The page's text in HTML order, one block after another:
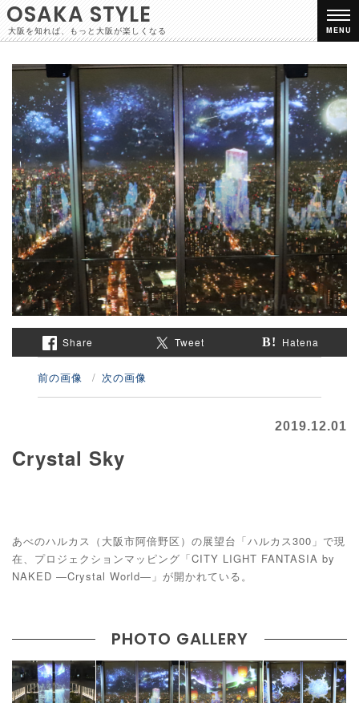
OSAKA STYLE
大阪を知れば、もっと大阪が楽しくなる MENU
Share Tweet Hatena
前の画像 次の画像
2019.12.01
Crystal Sky
あべのハルカス（大阪市阿倍野区）の展望台「ハルカス300」で現
在、プロジェクションマッピング「CITY LIGHT FANTASIA by
NAKED ―Crystal World―」が開かれている。
PHOTO GALLERY